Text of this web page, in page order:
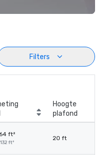
Filters
Hoogte
plafond
ft²
ft²
20 ft